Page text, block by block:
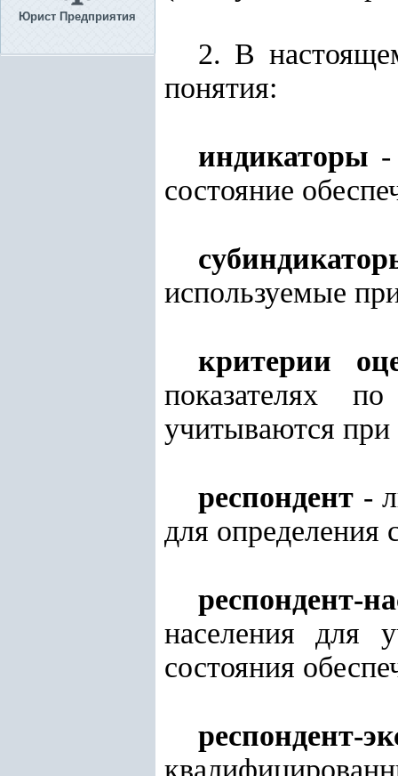
Юрист Предприятия
2. В
понятия:
индикаторы -
состояние
используемые
критерии
показателях
учитываются при
респондент -
для определения
респондент-
населения для
состояния
респондент-